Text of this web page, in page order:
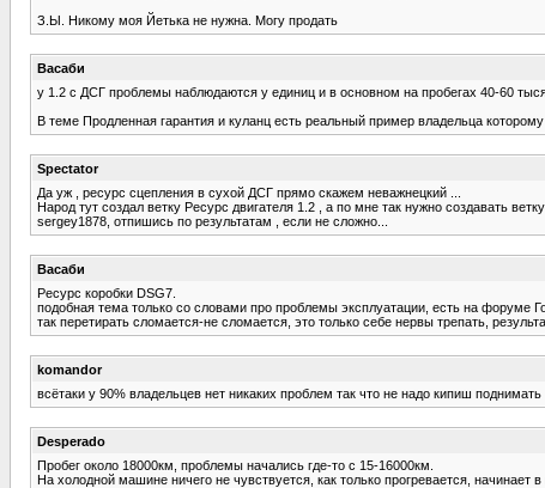
З.Ы. Никому моя Йетька не нужна. Могу продать
Васаби
у 1.2 с ДСГ проблемы наблюдаются у единиц и в основном на пробегах 40-60
В теме Продленная гарантия и куланц есть реальный пример владельца
Spectator
Да уж , ресурс сцепления в сухой ДСГ прямо скажем неважнецкий ...
Народ тут создал ветку Ресурс двигателя 1.2 , а по мне так нужно создавать
sergey1878, отпишись по результатам , если не сложно...
Васаби
Ресурс коробки DSG7.
подобная тема только со словами про проблемы эксплуатации, есть на форуме
так перетирать сломается-не сломается, это только себе нервы трепать,
komandor
всётаки у 90% владельцев нет никаких проблем так что не надо кипиш поднимать
Desperado
Пробег около 18000км, проблемы начались где-то с 15-16000км.
На холодной машине ничего не чувствуется, как только прогревается,